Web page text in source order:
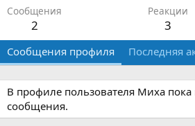
Сообщения
2
Реакции
3
Сообщения профиля Последняя
В профиле пользователя Миха
сообщения.